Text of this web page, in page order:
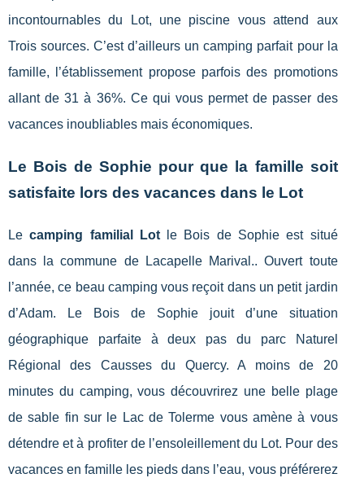
incontournables du Lot, une piscine vous attend aux
Trois sources. C’est d’ailleurs un camping parfait pour la
famille, l’établissement propose parfois des promotions
allant de 31 à 36%. Ce qui vous permet de passer des
vacances inoubliables mais économiques.
Le Bois de Sophie pour que la famille soit
satisfaite lors des vacances dans le Lot
Lecamping familial Lotle Bois de Sophie est situé
dans la commune de Lacapelle Marival.. Ouvert toute
l’année, ce beau camping vous reçoit dans un petit jardin
d’Adam. Le Bois de Sophie jouit d’une situation
géographique parfaite à deux pas du parc Naturel
Régional des Causses du Quercy. A moins de 20
minutes du camping, vous découvrirez une belle plage
de sable fin sur le Lac de Tolerme vous amène à vous
détendre et à profiter de l’ensoleillement du Lot. Pour des
vacances en famille les pieds dans l’eau, vous préférerez